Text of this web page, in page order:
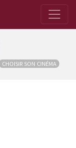
CHOISIR SON CINÉMA